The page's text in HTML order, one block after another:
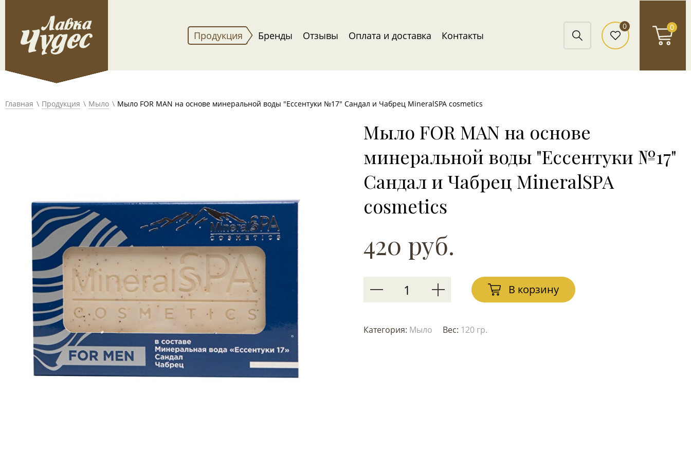
Продукция Бренды Отзывы Оплата и доставка Контакты
0 0
Главная Продукция Мыло Мыло FOR MAN на основе минеральной воды "Ессентуки №17" Сандал и Чабрец MineralSPA cosmetics
Мыло FOR MAN на основе
минеральной воды "Ессентуки №17"
Сандал и Чабрец MineralSPA
cosmetics
420 руб.
В корзину
Категория: Мыло Вес: 120 гр.